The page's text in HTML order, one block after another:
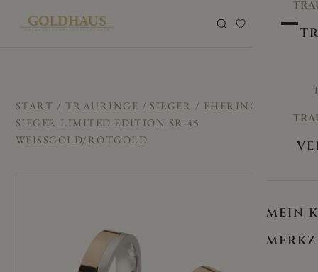
MEIN
START / TRAURINGE / SIEGER / EHERINGE/
SIEGER LIMITED EDITION SR-45
WEISSGOLD/ROTGOLD